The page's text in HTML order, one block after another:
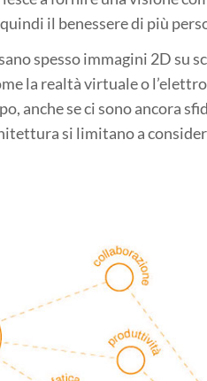
il benessere di più
spesso immagini 2D su
la realtà virtuale o
anche se ci sono ancora
si limitano a